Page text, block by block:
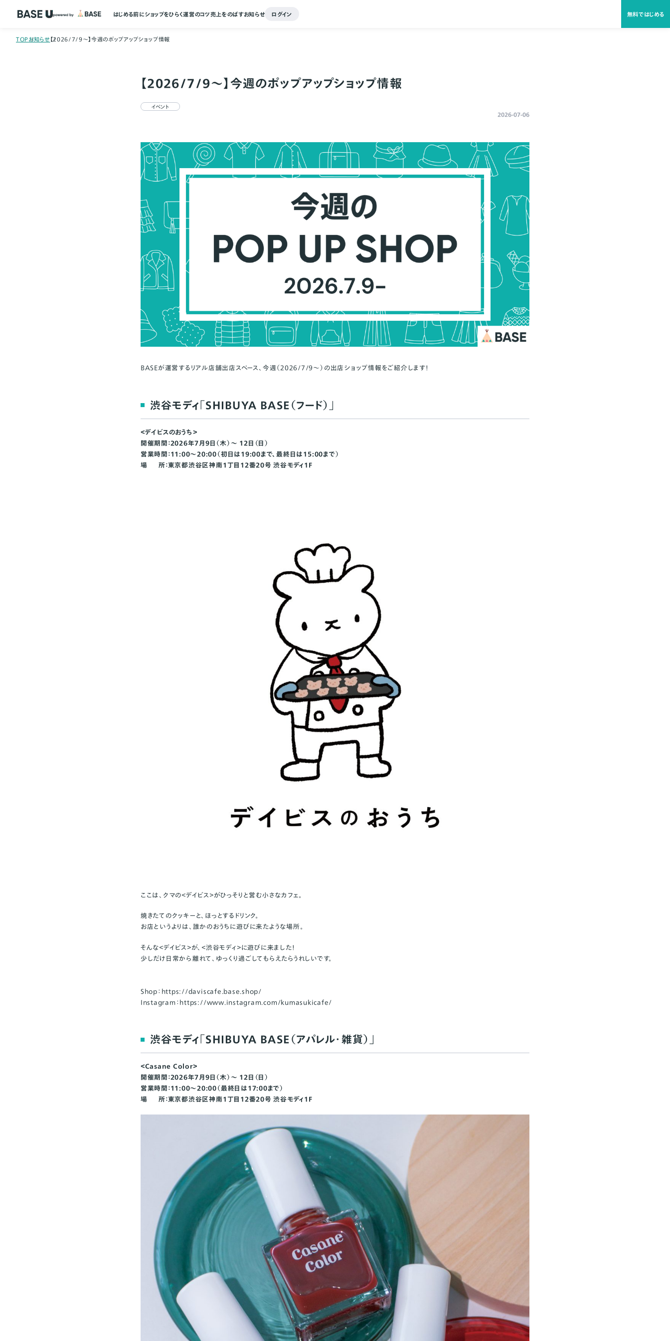
はじめる前にショップをひらく運営のコツ売上をのばすお知らせ ログイン 無料ではじめる
TOPお知らせ【2026/7/9～】今週のポップアップショップ情報
【2026/7/9～】今週のポップアップショップ情報
イベント
2026-07-06
BASEが運営するリアル店舗出店スペース、今週（2026/7/9〜）の出店ショップ情報をご紹介します！
渋谷モディ「SHIBUYA BASE（フード）」
＜デイビスのおうち＞
開催期間：2026年7月9日（木）～ 12日（日）
営業時間：11:00～20:00（初日は19:00まで、最終日は15:00まで）
場 所：東京都渋谷区神南1丁目12番20号 渋谷モディ1F
ここは、クマの＜デイビス＞がひっそりと営む小さなカフェ。
焼きたてのクッキーと、ほっとするドリンク。
お店というよりは、誰かのおうちに遊びに来たような場所。
そんな＜デイビス＞が、＜渋谷モディ＞に遊びに来ました！
少しだけ日常から離れて、ゆっくり過ごしてもらえたらうれしいです。
Shop： https://daviscafe.base.shop/
Instagram： https://www.instagram.com/kumasukicafe/
渋谷モディ「SHIBUYA BASE（アパレル・雑貨）」
＜Casane Color＞
開催期間：2026年7月9日（木）～ 12日（日）
営業時間：11:00～20:00（最終日は17:00まで）
場 所：東京都渋谷区神南1丁目12番20号 渋谷モディ1F